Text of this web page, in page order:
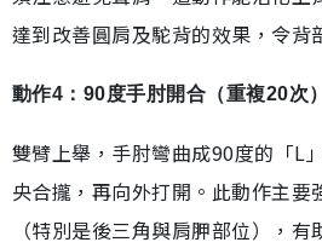
達到改善圓肩及駝背的效果，令背
動作4：90度手肘開合（重複20次）
雙臂上舉，手肘彎曲成90度的「L
央合攏，再向外打開。此動作主要
（特別是後三角與肩胛部位），有